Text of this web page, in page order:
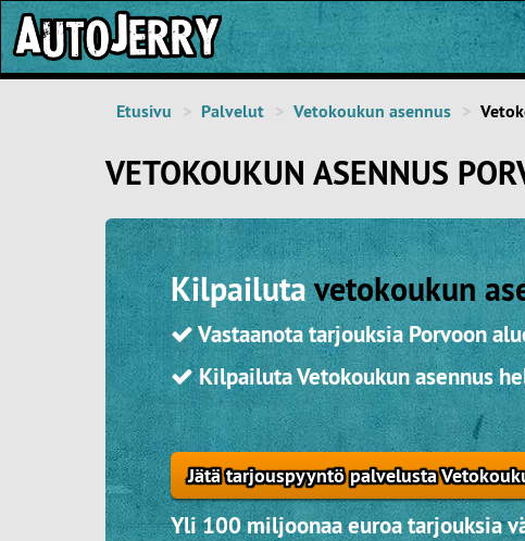
Etusivu Palvelut Vetokoukun asennus
VETOKOUKUN ASENNUS
Kilpailutavetokoukun
Vastaanota tarjouksia Porvoon
Kilpailuta Vetokoukun asennus
Jätä tarjouspyyntö palvelusta
Yli 100 miljoonaa euroa tarjouksia